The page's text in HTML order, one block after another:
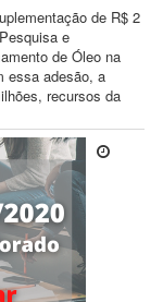
de R$ 2
e
de Óleo na
essa adesão, a
recursos da